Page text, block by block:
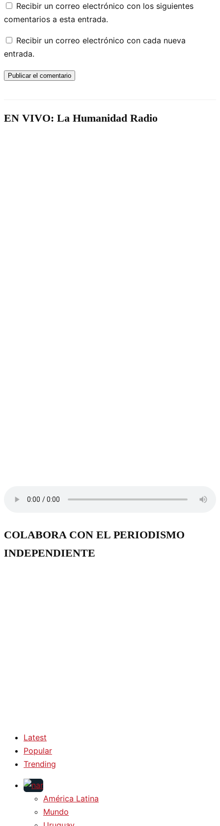
Recibir un correo electrónico con los siguientes
comentarios a esta entrada.
Recibir un correo electrónico con cada nueva
entrada.
EN VIVO: La Humanidad Radio
COLABORA CON EL PERIODISMO
INDEPENDIENTE
Latest
Popular
Trending
América Latina
Mundo